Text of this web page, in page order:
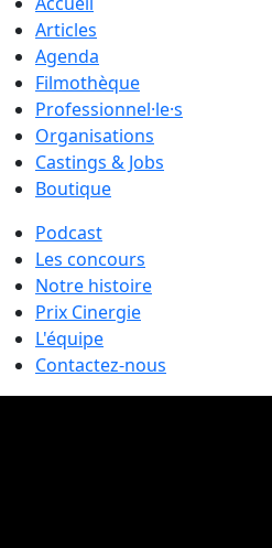
Articles
Agenda
Filmothèque
Professionnel·le·s
Organisations
Castings & Jobs
Boutique
Podcast
Les concours
Notre histoire
Prix Cinergie
L'équipe
Contactez-nous